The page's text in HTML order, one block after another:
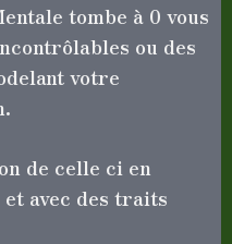
tombe à 0 vous
ou des
votre
de celle ci en
avec des traits